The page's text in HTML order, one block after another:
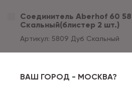
ВАШ ГОРОД - МОСКВА?
Соединитель Aberhof 60
Скальный(блистер 2 шт.)
Артикул: 5809 Дуб Скальный